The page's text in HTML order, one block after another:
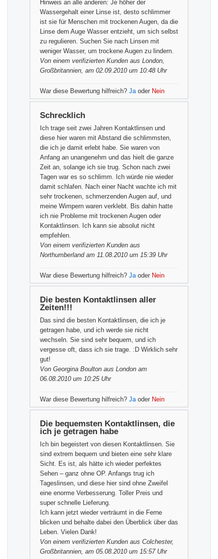
Hinweis an alle anderen: Je höher der
Wassergehalt einer Linse ist, desto schlimmer
ist sie für Menschen mit trockenen Augen, da die
Linse dem Auge Wasser entzieht, um sich selbst
zu regulieren. Suchen Sie nach Linsen mit
weniger Wasser, um trockene Augen zu lindern.
Von einem verifizierten Kunden aus London,
Großbritannien, am 02.09.2010 um 10:48 Uhr
War diese Bewertung hilfreich? Jaoder Nein
Schrecklich
Ich trage seit zwei Jahren Kontaktlinsen und
diese hier waren mit Abstand die schlimmsten,
die ich je damit erlebt habe. Sie waren von
Anfang an unangenehm und das hielt die ganze
Zeit an, solange ich sie trug. Schon nach zwei
Tagen war es so schlimm. Ich würde nie wieder
damit schlafen. Nach einer Nacht wachte ich mit
sehr trockenen, schmerzenden Augen auf, und
meine Wimpern waren verklebt. Bis dahin hatte
ich nie Probleme mit trockenen Augen oder
Kontaktlinsen. Ich kann sie absolut nicht
empfehlen.
Von einem verifizierten Kunden aus
Northumberland am 11.08.2010 um 15:39 Uhr
War diese Bewertung hilfreich? Jaoder Nein
Die besten Kontaktlinsen aller
Zeiten!!!
Das sind die besten Kontaktlinsen, die ich je
getragen habe, und ich werde sie nicht
wechseln. Sie sind sehr bequem, und ich
vergesse oft, dass ich sie trage. :D Wirklich sehr
gut!
Von Georgina Boulton aus London am
06.08.2010 um 10:25 Uhr
War diese Bewertung hilfreich? Jaoder Nein
Die bequemsten Kontaktlinsen, die
ich je getragen habe
Ich bin begeistert von diesen Kontaktlinsen. Sie
sind extrem bequem und bieten eine sehr klare
Sicht. Es ist, als hätte ich wieder perfektes
Sehen – ganz ohne OP. Anfangs trug ich
Tageslinsen, und diese hier sind ohne Zweifel
eine enorme Verbesserung. Toller Preis und
super schnelle Lieferung.
Ich kann jetzt wieder verträumt in die Ferne
blicken und behalte dabei den Überblick über das
Leben. Vielen Dank!
Von einem verifizierten Kunden aus Colchester,
Großbritannien, am 05.08.2010 um 15:57 Uhr